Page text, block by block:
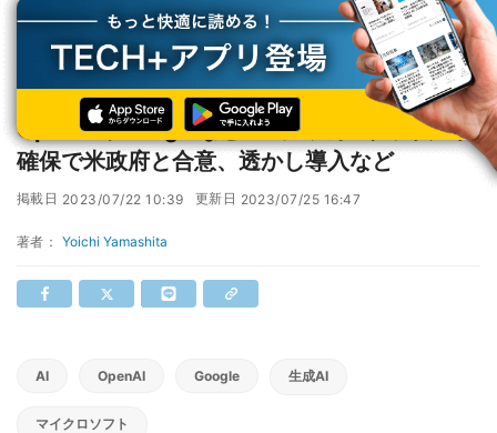
TECH+ 企業IT
企業動向
OpenAIやGoogleなど生成AI大手7社、安全性確保で米政府と合意、透かし導入
OpenAIやGoogleなど生成AI大手7社、安全性
確保で米政府と合意、透かし導入など
掲載日 2023/07/22 10:39 更新日 2023/07/25 16:47
著者： Yoichi Yamashita
AI OpenAI Google 生成AI
マイクロソフト